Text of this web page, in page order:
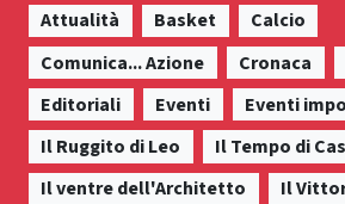
Attualità
Basket
Calcio
Comunica... Azione
Cronaca
Editoriali
Eventi
Eventi
Il Ruggito di Leo
Il Tempo di
Il ventre dell'Architetto
Il